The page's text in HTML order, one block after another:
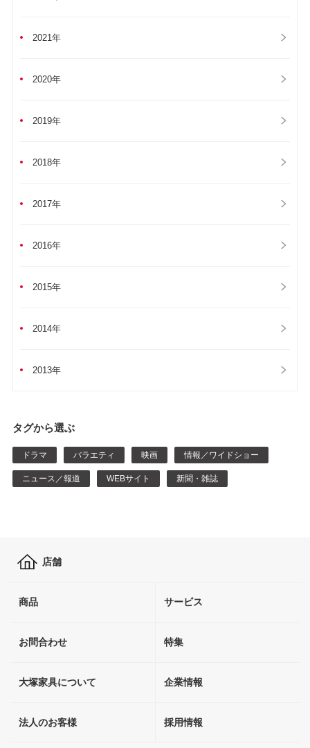
2021年
2020年
2019年
2018年
2017年
2016年
2015年
2014年
2013年
タグから選ぶ
ドラマ バラエティ 映画 情報／ワイドショー
ニュース／報道 WEBサイト 新聞・雑誌
店舗
商品 サービス
お問合わせ 特集
大塚家具について 企業情報
法人のお客様 採用情報